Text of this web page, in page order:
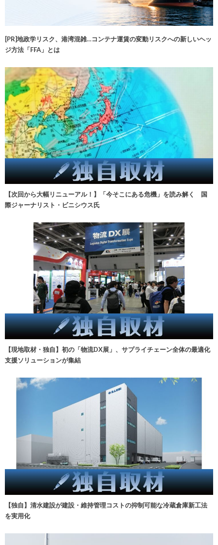
[PR]地政学リスク、港湾混雑…コンテナ運賃の変動リスクへの新しいヘッ
ジ方法「FFA」とは
【次回から大幅リニューアル！】「今そこにある危機」を読み解く 国
際ジャーナリスト・ビニシウス氏
【現地取材・独自】初の「物流DX展」、サプライチェーン全体の最適化
支援ソリューションが集結
【独自】清水建設が建設・維持管理コストの抑制可能な冷蔵倉庫新工法
を実用化